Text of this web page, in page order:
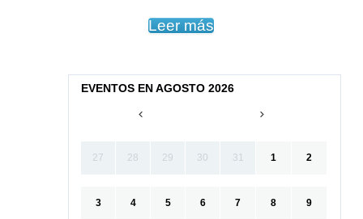
Leer más
EVENTOS EN AGOSTO 2026
27 28 29 30 31 1 2
3 4 5 6 7 8 9